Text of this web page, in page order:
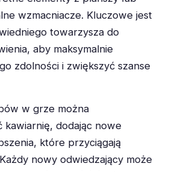
wzmacniacze. Kluczowe jest
towarzysza do
aby maksymalnie
zdolności i zwiększyć szanse
w grze można
kawiarnię, dodając nowe
które przyciągają
nowy odwiedzający może